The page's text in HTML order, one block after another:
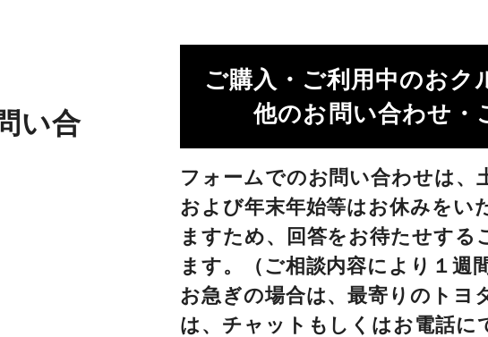
い合
ご購入・ご利用中のおク
他のお問い合わせ・
フォームでのお問い合わせは、
および年末年始等はお休みをい
ますため、回答をお待たせする
ます。（ご相談内容により１週
お急ぎの場合は、最寄りのトヨ
は、チャットもしくはお電話に